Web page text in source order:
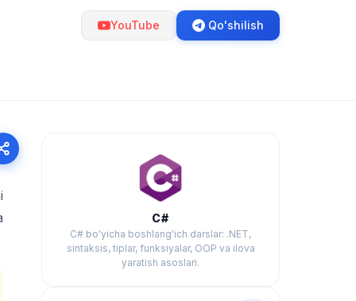
YouTube Qo'shilish
C#
C# bo'yicha boshlang'ich darslar: .NET,
sintaksis, tiplar, funksiyalar, OOP va ilova
yaratish asoslari.